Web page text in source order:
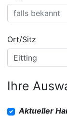
Ort/Sitz
Ihre
Aktueller